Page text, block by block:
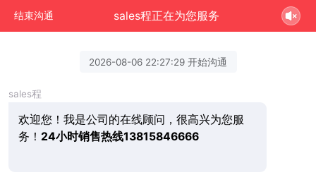
结束沟通 sales程正在为您服务
2026-08-06 22:27:29 开始沟通
sales程
欢迎您！我是公司的在线顾问，很高兴为您服
务！ 24小时销售热线13815846666